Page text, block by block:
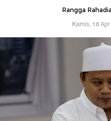
Rangga
Kamis, 18